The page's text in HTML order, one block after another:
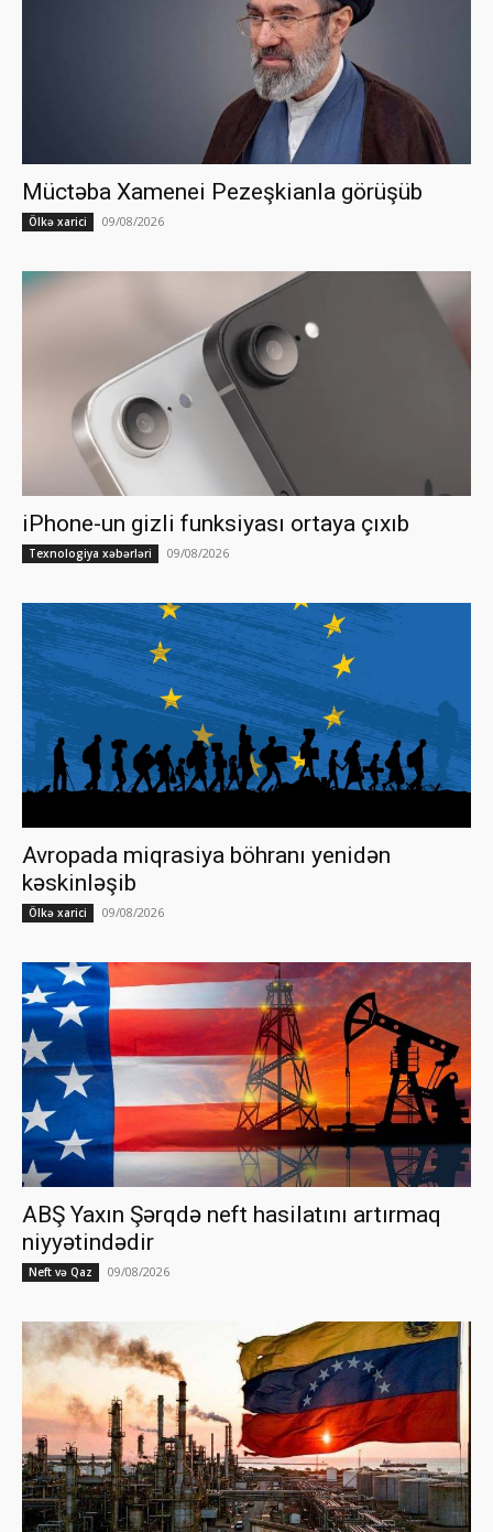
Müctəba Xamenei Pezeşkianla görüşüb
Ölkə xarici 09/08/2026
iPhone-un gizli funksiyası ortaya çıxıb
Texnologiya xəbərləri 09/08/2026
Avropada miqrasiya böhranı yenidən
kəskinləşib
Ölkə xarici 09/08/2026
ABŞ Yaxın Şərqdə neft hasilatını artırmaq
niyyətindədir
Neft və Qaz 09/08/2026